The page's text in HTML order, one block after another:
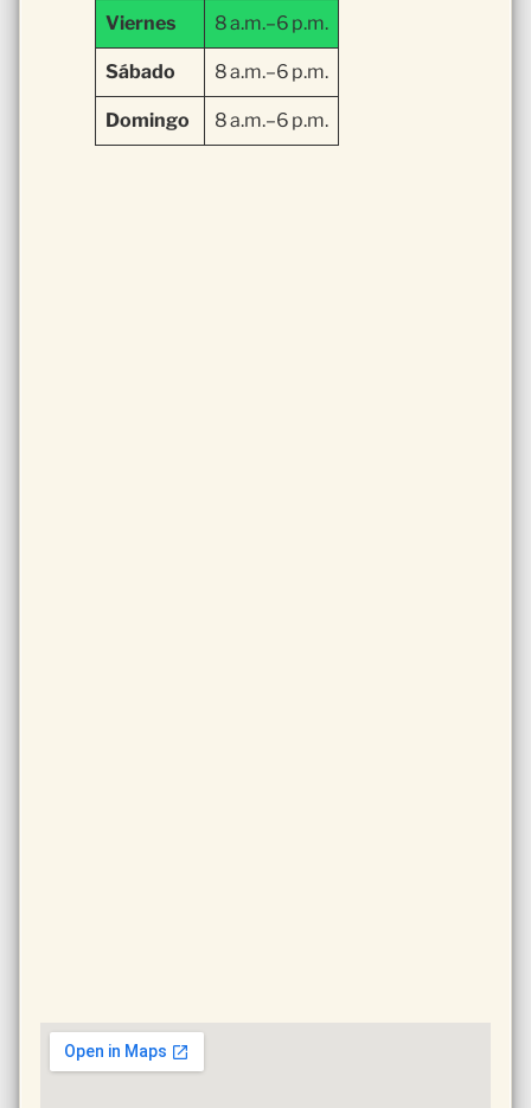
Viernes 8 a.m.–6 p.m.
Sábado 8 a.m.–6 p.m.
Domingo 8 a.m.–6 p.m.